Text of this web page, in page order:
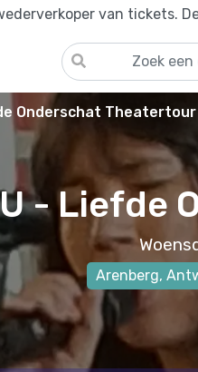
van tickets.
Onderschat
- Liefde
Arenberg,